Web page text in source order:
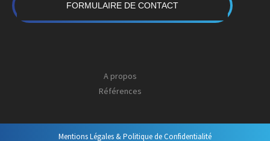
FORMULAIRE DE CONTACT
A propos
Références
Mentions Légales & Politique de Confidentialité